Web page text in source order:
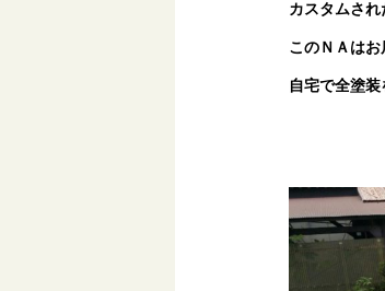
カスタムされ
このＮＡはお
自宅で全塗装